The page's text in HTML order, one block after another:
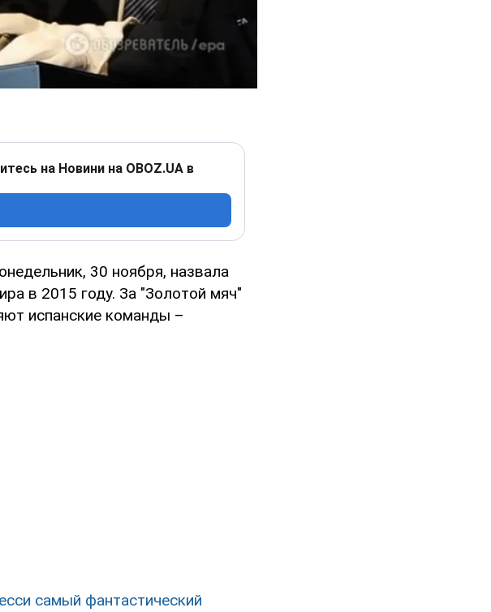
на Новини на OBOZ.UA в
30 ноября, назвала
в 2015 году. За "Золотой мяч"
испанские команды –
самый фантастический